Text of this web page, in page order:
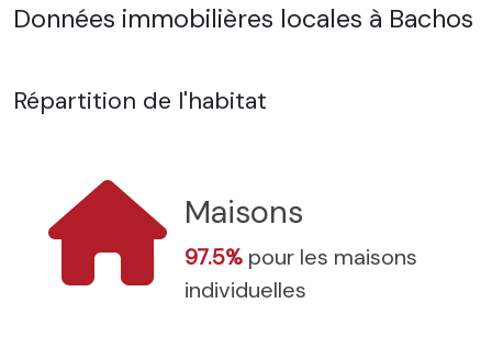
Données immobilières locales à Bachos
Répartition de l'habitat
Maisons
97.5% pour les maisons
individuelles